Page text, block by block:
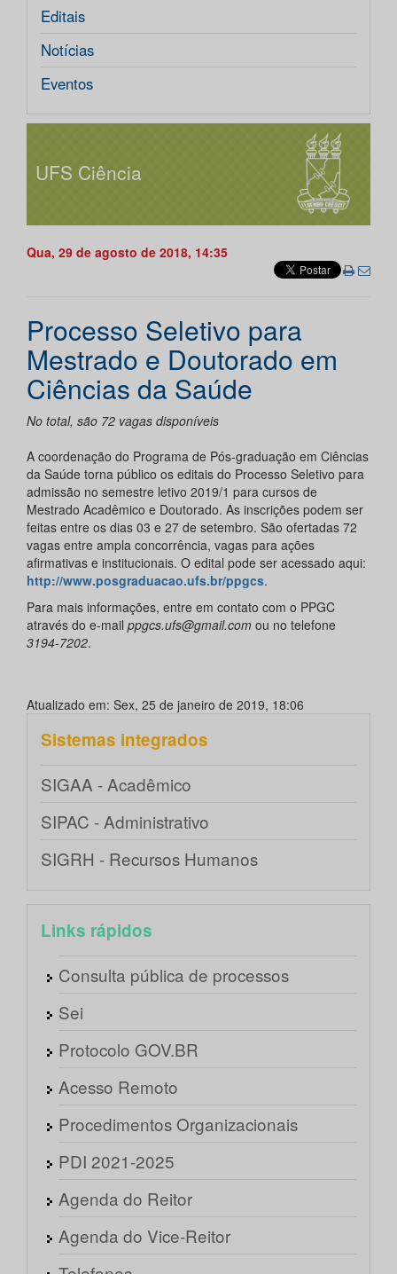
Editais
Notícias
Eventos
UFS Ciência
Qua, 29 de agosto de 2018, 14:35
Processo Seletivo para
Mestrado e Doutorado em
Ciências da Saúde
No total, são 72 vagas disponíveis
A coordenação do Programa de Pós-graduação em Ciências
da Saúde torna público os editais do Processo Seletivo para
admissão no semestre letivo 2019/1 para cursos de
Mestrado Acadêmico e Doutorado. As inscrições podem ser
feitas entre os dias 03 e 27 de setembro. São ofertadas 72
vagas entre ampla concorrência, vagas para ações
afirmativas e institucionais. O edital pode ser acessado aqui:
http://www.posgraduacao.ufs.br/ppgcs.
Para mais informações, entre em contato com o PPGC
através do e-mail ppgcs.ufs@gmail.com ou no telefone
3194-7202.
Atualizado em: Sex, 25 de janeiro de 2019, 18:06
Sistemas integrados
SIGAA - Acadêmico
SIPAC - Administrativo
SIGRH - Recursos Humanos
Links rápidos
Consulta pública de processos
Sei
Protocolo GOV.BR
Acesso Remoto
Procedimentos Organizacionais
PDI 2021-2025
Agenda do Reitor
Agenda do Vice-Reitor